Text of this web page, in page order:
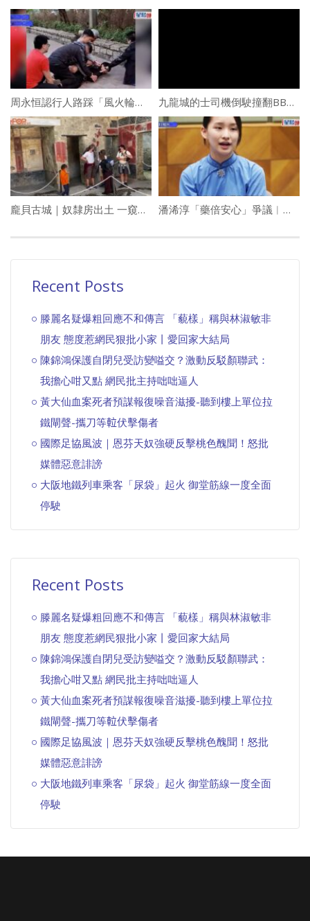
周永恒認行人路踩「風火輪」罰款$1500 求情指當時沒有穩定工作賴送外賣維生 九龍城的士司機倒駛撞翻BB車3歲男童倒地幸輕傷
龐貝古城｜奴隸房出土 一窺過往低下階層生活面貌 潘浠淳「藥倍安心」爭議︱潘冬平夫婦發聲明: 已自願放棄獎項 批「吹哨人」網絡欺凌
Recent Posts
滕麗名疑爆粗回應不和傳言 「藐樣」稱與林淑敏非
朋友 態度惹網民狠批小家丨愛回家大結局
陳錦鴻保護自閉兒受訪變嗌交？激動反駁顏聯武：
我擔心咁又點 網民批主持咄咄逼人
黃大仙血案死者預謀報復噪音滋擾-聽到樓上單位拉
鐵閘聲-攜刀等𨋢伏擊傷者
國際足協風波｜恩芬天奴強硬反擊桃色醜聞！怒批
媒體惡意誹謗
大阪地鐵列車乘客「尿袋」起火 御堂筋線一度全面
停駛
Recent Posts
滕麗名疑爆粗回應不和傳言 「藐樣」稱與林淑敏非
朋友 態度惹網民狠批小家丨愛回家大結局
陳錦鴻保護自閉兒受訪變嗌交？激動反駁顏聯武：
我擔心咁又點 網民批主持咄咄逼人
黃大仙血案死者預謀報復噪音滋擾-聽到樓上單位拉
鐵閘聲-攜刀等𨋢伏擊傷者
國際足協風波｜恩芬天奴強硬反擊桃色醜聞！怒批
媒體惡意誹謗
大阪地鐵列車乘客「尿袋」起火 御堂筋線一度全面
停駛